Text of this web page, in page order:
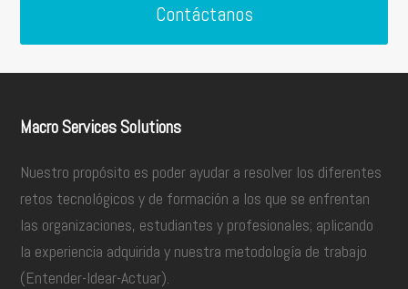
Contáctanos
Macro Services Solutions
Nuestro propósito es poder ayudar a resolver los diferentes
retos tecnológicos y de formación a los que se enfrentan
las organizaciones, estudiantes y profesionales; aplicando
la experiencia adquirida y nuestra metodología de trabajo
(Entender-Idear-Actuar).